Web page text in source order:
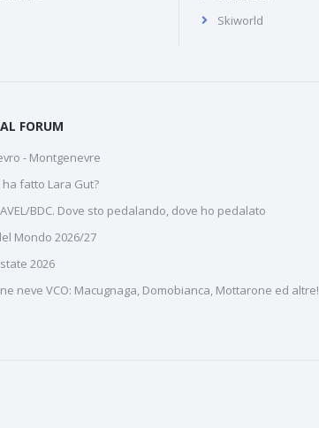
Skiworld
FORUM
- Montgenevre
fatto Lara Gut?
BDC. Dove sto pedalando, dove ho pedalato
Mondo 2026/27
2026
neve VCO: Macugnaga, Domobianca, Mottarone ed altre!